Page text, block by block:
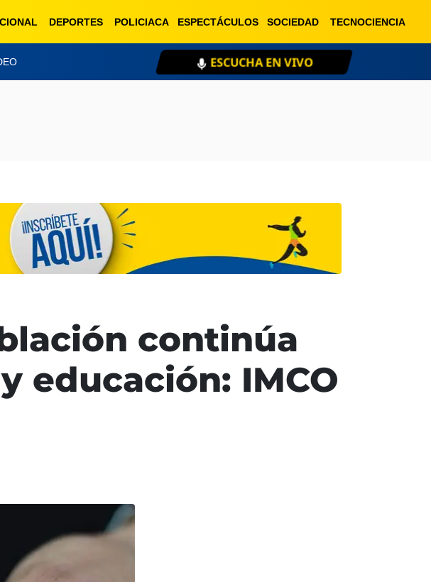
DEPORTES POLICIACA ESPECTÁCULOS SOCIEDAD TECNOCIENCIA
ESCUCHA EN VIVO
continúa
educación: IMCO